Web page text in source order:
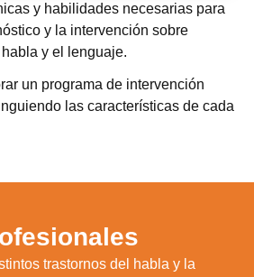
y habilidades necesarias para
y la intervención sobre
y el lenguaje.
un programa de intervención
las características de cada
trastornos del habla y la